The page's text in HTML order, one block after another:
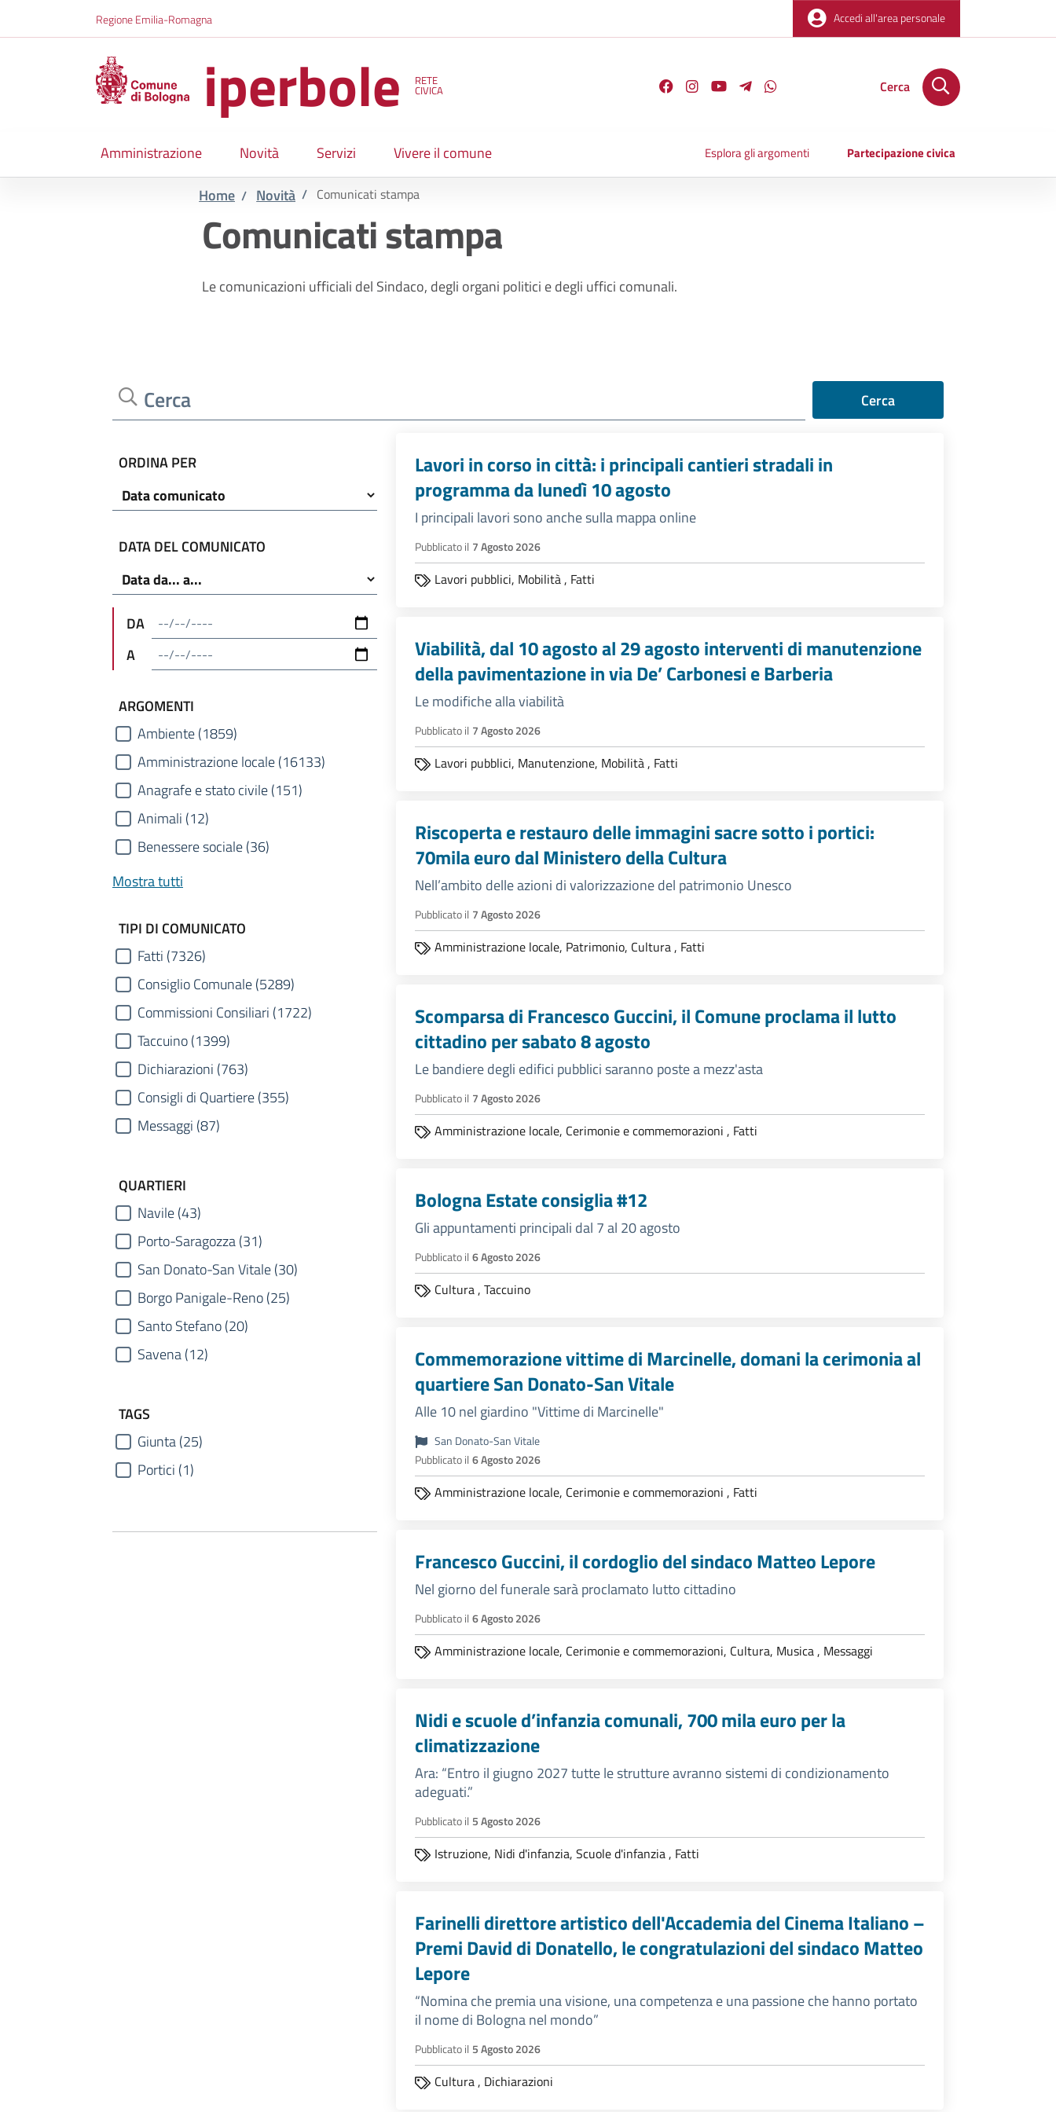
Regione Emilia-Romagna Accedi all'area personale
iperbole RETE
CIVICA Cerca
Amministrazione Novità Servizi Vivere il comune Esplora gli argomenti Partecipazione civica
Home / Novità / Comunicati stampa
Comunicati stampa
Le comunicazioni ufficiali del Sindaco, degli organi politici e degli uffici comunali.
Cerca Cerca
ORDINA PER
DATA DEL COMUNICATO
DA
A
ARGOMENTI
Ambiente (1859)
Amministrazione locale (16133)
Anagrafe e stato civile (151)
Animali (12)
Benessere sociale (36)
Mostra tutti
TIPI DI COMUNICATO
Fatti (7326)
Consiglio Comunale (5289)
Commissioni Consiliari (1722)
Taccuino (1399)
Dichiarazioni (763)
Consigli di Quartiere (355)
Messaggi (87)
QUARTIERI
Navile (43)
Porto-Saragozza (31)
San Donato-San Vitale (30)
Borgo Panigale-Reno (25)
Santo Stefano (20)
Savena (12)
TAGS
Giunta (25)
Portici (1)
Lavori in corso in città: i principali cantieri stradali in
programma da lunedì 10 agosto
I principali lavori sono anche sulla mappa online
Pubblicato il 7 Agosto 2026
Lavori pubblici, Mobilità, Fatti
Viabilità, dal 10 agosto al 29 agosto interventi di manutenzione
della pavimentazione in via De’ Carbonesi e Barberia
Le modifiche alla viabilità
Pubblicato il 7 Agosto 2026
Lavori pubblici, Manutenzione, Mobilità, Fatti
Riscoperta e restauro delle immagini sacre sotto i portici:
70mila euro dal Ministero della Cultura
Nell’ambito delle azioni di valorizzazione del patrimonio Unesco
Pubblicato il 7 Agosto 2026
Amministrazione locale, Patrimonio, Cultura, Fatti
Scomparsa di Francesco Guccini, il Comune proclama il lutto
cittadino per sabato 8 agosto
Le bandiere degli edifici pubblici saranno poste a mezz'asta
Pubblicato il 7 Agosto 2026
Amministrazione locale, Cerimonie e commemorazioni , Fatti
Bologna Estate consiglia #12
Gli appuntamenti principali dal 7 al 20 agosto
Pubblicato il 6 Agosto 2026
Cultura, Taccuino
Commemorazione vittime di Marcinelle, domani la cerimonia al
quartiere San Donato-San Vitale
Alle 10 nel giardino "Vittime di Marcinelle"
San Donato-San Vitale
Pubblicato il 6 Agosto 2026
Amministrazione locale, Cerimonie e commemorazioni , Fatti
Francesco Guccini, il cordoglio del sindaco Matteo Lepore
Nel giorno del funerale sarà proclamato lutto cittadino
Pubblicato il 6 Agosto 2026
Amministrazione locale, Cerimonie e commemorazioni, Cultura, Musica, Messaggi
Nidi e scuole d’infanzia comunali, 700 mila euro per la
climatizzazione
Ara: “Entro il giugno 2027 tutte le strutture avranno sistemi di condizionamento
adeguati.”
Pubblicato il 5 Agosto 2026
Istruzione, Nidi d'infanzia, Scuole d'infanzia, Fatti
Farinelli direttore artistico dell'Accademia del Cinema Italiano –
Premi David di Donatello, le congratulazioni del sindaco Matteo
Lepore
“Nomina che premia una visione, una competenza e una passione che hanno portato
il nome di Bologna nel mondo”
Pubblicato il 5 Agosto 2026
Cultura, Dichiarazioni